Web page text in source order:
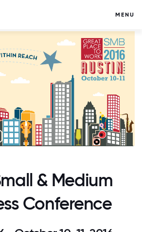
MENU
& Medium
Conference